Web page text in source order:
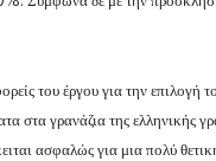
του έργου για την επιλογή
στα γρανάζια της ελληνικής
ασφαλώς για μια πολύ